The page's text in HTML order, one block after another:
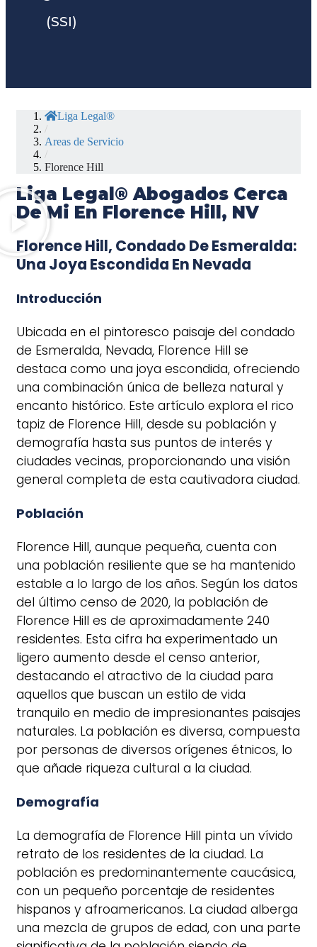
(SSI)
Liga Legal®
/
Areas de Servicio
/
Florence Hill
Liga Legal® Abogados Cerca
De Mi En Florence Hill, NV
Florence Hill, Condado De Esmeralda:
Una Joya Escondida En Nevada
Introducción
Ubicada en el pintoresco paisaje del condado
de Esmeralda, Nevada, Florence Hill se
destaca como una joya escondida, ofreciendo
una combinación única de belleza natural y
encanto histórico. Este artículo explora el rico
tapiz de Florence Hill, desde su población y
demografía hasta sus puntos de interés y
ciudades vecinas, proporcionando una visión
general completa de esta cautivadora ciudad.
Población
Florence Hill, aunque pequeña, cuenta con
una población resiliente que se ha mantenido
estable a lo largo de los años. Según los datos
del último censo de 2020, la población de
Florence Hill es de aproximadamente 240
residentes. Esta cifra ha experimentado un
ligero aumento desde el censo anterior,
destacando el atractivo de la ciudad para
aquellos que buscan un estilo de vida
tranquilo en medio de impresionantes paisajes
naturales. La población es diversa, compuesta
por personas de diversos orígenes étnicos, lo
que añade riqueza cultural a la ciudad.
Demografía
La demografía de Florence Hill pinta un vívido
retrato de los residentes de la ciudad. La
población es predominantemente caucásica,
con un pequeño porcentaje de residentes
hispanos y afroamericanos. La ciudad alberga
una mezcla de grupos de edad, con una parte